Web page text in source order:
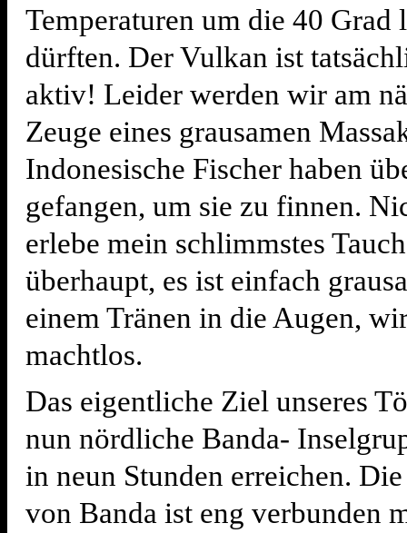
Temperaturen um die 40 Grad
dürften. Der Vulkan ist
aktiv! Leider werden wir am
Zeuge eines grausamen
Indonesische Fischer haben
gefangen, um sie zu finnen.
erlebe mein schlimmstes
überhaupt, es ist einfach
einem Tränen in die Augen,
machtlos.
Das eigentliche Ziel unseres
nun nördliche Banda-
in neun Stunden erreichen.
von Banda ist eng verbunden